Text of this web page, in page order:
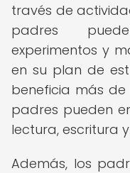
través de
padres
experimentos y
en su plan de
beneficia más
padres pueden
lectura, escritura
Además, los